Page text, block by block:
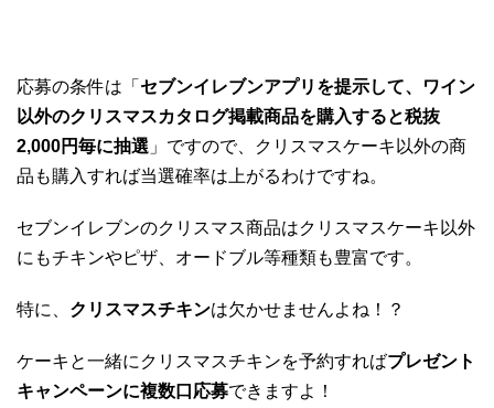
応募の条件は「 セブンイレブンアプリを提示して、ワイン
以外のクリスマスカタログ掲載商品を購入すると税抜
2,000円毎に抽選 」ですので、クリスマスケーキ以外の商
品も購入すれば当選確率は上がるわけですね。
セブンイレブンのクリスマス商品はクリスマスケーキ以外
にもチキンやピザ、オードブル等種類も豊富です。
特に、 クリスマスチキンは欠かせませんよね！？
ケーキと一緒にクリスマスチキンを予約すればプレゼント
キャンペーンに複数口応募できますよ！